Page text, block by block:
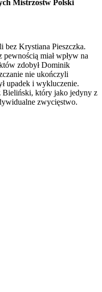
Mistrzostw Polski
bez Krystiana Pieszczka.
miał wpływ na
zdobył Dominik
nie ukończyli
upadek i wykluczenie.
Bieliński, który jako jedyny z
zwycięstwo.